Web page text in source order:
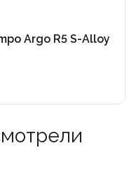
Argo R5 S-Alloy